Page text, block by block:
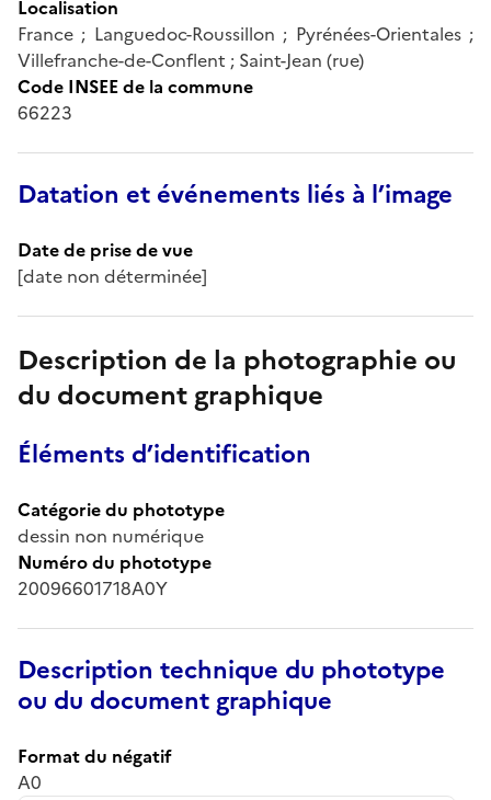
Localisation
France ; Languedoc-Roussillon ; Pyrénées-Orientales ;
Villefranche-de-Conflent ; Saint-Jean (rue)
Code INSEE de la commune
66223
Datation et événements liés à l’image
Date de prise de vue
[date non déterminée]
Description de la photographie ou
du document graphique
Éléments d’identification
Catégorie du phototype
dessin non numérique
Numéro du phototype
20096601718A0Y
Description technique du phototype
ou du document graphique
Format du négatif
A0